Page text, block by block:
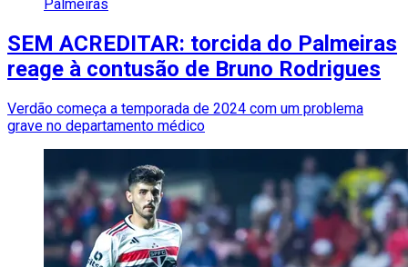
Palmeiras
SEM ACREDITAR: torcida do Palmeiras
reage à contusão de Bruno Rodrigues
Verdão começa a temporada de 2024 com um problema
grave no departamento médico